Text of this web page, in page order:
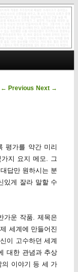
Post navigation
← Previous Next →
평가를 약간 미리
지 요지 메모. 그
답만 원하시는 분
있게 잘라 말할 수
가운 작품. 제목은
세계에 만들어진
이 고수하던 세계
대한 관념과 추상
이야기 등 세 가